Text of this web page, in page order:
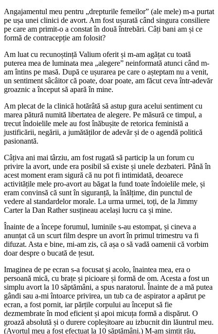
Angajamentul meu pentru „drepturile femeilor” (ale mele) m-a purtat
pe ușa unei clinici de avort. Am fost ușurată când singura consiliere
pe care am primit-o a constat în două întrebări. Câți bani am și ce
formă de contracepție am folosit?
Am luat cu recunoștință Valium oferit și m-am agățat cu toată
puterea mea de luminata mea „alegere” neinformată atunci când m-
am întins pe masă. După ce ușurarea pe care o așteptam nu a venit,
un sentiment sâcâitor că poate, doar poate, am făcut ceva într-adevăr
groaznic a început să apară în mine.
Am plecat de la clinică hotărâtă să astup gura acelui sentiment cu
marea pătură numită libertatea de alegere. Pe măsură ce timpul, a
trecut îndoielile mele au fost înăbușite de retorica feministă a
justificării, negării, a jumătăților de adevăr și de o agendă politică
pasionantă.
Câțiva ani mai târziu, am fost rugată să particip la un forum cu
privire la avort, unde era posibil să existe și unele dezbateri. Până în
acest moment eram sigură că nu pot fi intimidată, deoarece
activitățile mele pro-avort au băgat la fund toate îndoielile mele, și
eram convinsă că sunt în siguranță, la înălțime, din punctul de
vedere al standardelor morale. La urma urmei, toți, de la Jimmy
Carter la Dan Rather susțineau același lucru ca și mine.
Înainte de a începe forumul, luminile s-au estompat, și cineva a
anunțat că un scurt film despre un avort în primul trimestru va fi
difuzat. Asta e bine, mi-am zis, că așa o să vadă oamenii că vorbim
doar despre o bucată de țesut.
Imaginea de pe ecran s-a focusat și acolo, înaintea mea, era o
persoană mică, cu brațe și picioare și formă de om. Acesta a fost un
simplu avort la 10 săptămâni, a spus naratorul. Înainte de a mă putea
gândi sau a-mi întoarce privirea, un tub ca de aspirator a apărut pe
ecran, a fost pornit, iar părțile corpului au început să fie
dezmembrate în mod eficient și apoi micuța formă a dispărut. O
groază absolută și o durere copleșitoare au izbucnit din lăuntrul meu.
(Avortul meu a fost efectuat la 10 săptămâni.) M-am simțit rău,